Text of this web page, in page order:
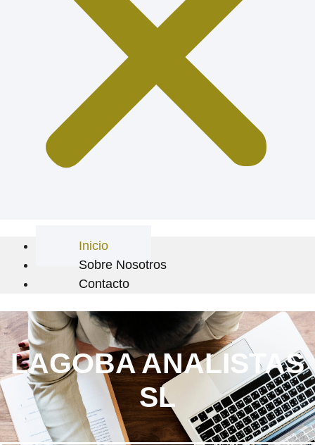
Inicio
Sobre Nosotros
Contacto
LAGOBA ANALISTAS
SL